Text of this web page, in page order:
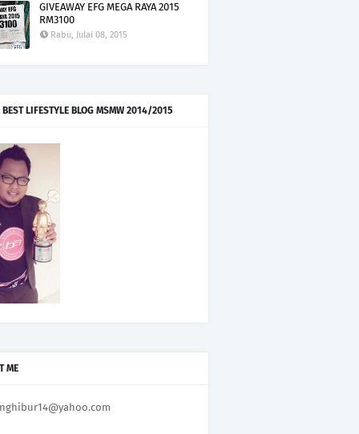
GIVEAWAY EFG MEGA RAYA 2015
RM3100
Rabu, Julai 08, 2015
BEST LIFESTYLE BLOG MSMW 2014/2015
ME